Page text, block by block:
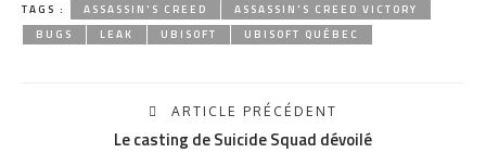
TAGS : ASSASSIN'S CREED
ASSASSIN'S CREED VICTORY
BUGS
LEAK UBISOFT UBISOFT QUÉBEC
ARTICLE PRÉCÉDENT
Le casting de Suicide Squad dévoilé